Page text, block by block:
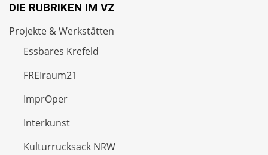
DIE RUBRIKEN IM VZ
Projekte & Werkstätten
Essbares Krefeld
FREIraum21
ImprOper
Interkunst
Kulturrucksack NRW